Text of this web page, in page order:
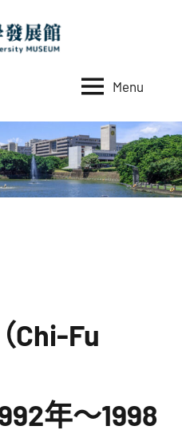
Menu
Chi-Fu
年～1998